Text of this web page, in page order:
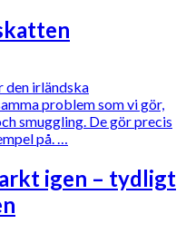
irländska
problem som vi gör,
smuggling. De gör precis
på. …
igen – tydligt